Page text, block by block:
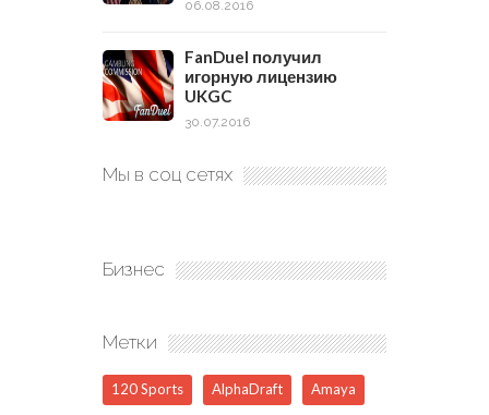
06.08.2016
FanDuel получил
игорную лицензию
UKGC
30.07.2016
Мы в соц сетях
Бизнес
Метки
120 Sports AlphaDraft Amaya